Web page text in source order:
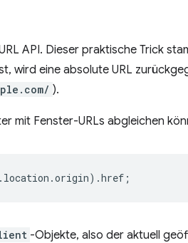
API. Dieser praktische Trick
wird eine absolute URL
).
mit Fenster-URLs abgleichen
. location .origin).href ;
-Objekte, also der aktuell